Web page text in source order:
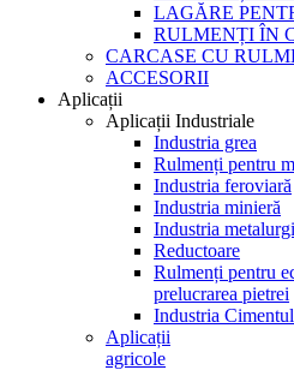
LAGĂRE
RULMENȚI ÎN
CARCASE CU
ACCESORII
Aplicații
Aplicații Industriale
Industria grea
Rulmenți pentru
Industria feroviară
Industria minieră
Industria
Reductoare
Rulmenți pentru
prelucrarea pietrei
Industria
Aplicații
agricole